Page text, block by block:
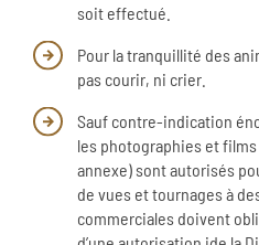
soit effectué.
Pour la tranquillité des
pas courir, ni crier.
Sauf contre-indication
les photographies et
annexe) sont autorisés
de vues et tournages à
commerciales doivent